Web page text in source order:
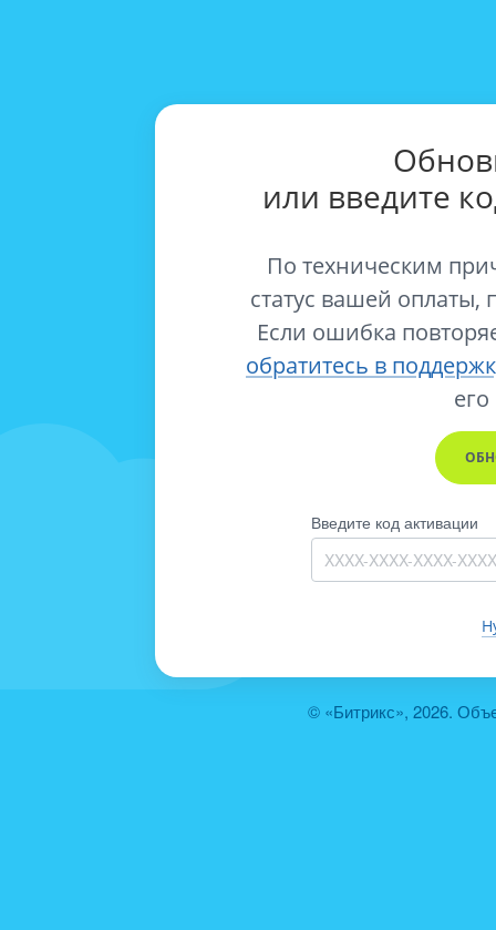
© «Битрикс», 2026.
или введите
По техническим
статус вашей оплаты,
Если ошибка
обратитесь в
его
Введите код активации